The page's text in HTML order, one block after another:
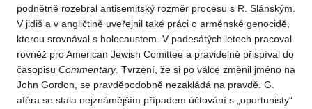
podnětně rozebral antisemitský rozměr procesu s R. Slánským.
V jidiš a v angličtině uveřejnil také práci o arménské genocidě,
kterou srovnával s holocaustem. V padesátých letech pracoval
rovněž pro American Jewish Comittee a pravidelně přispíval do
časopisu Commentary. Tvrzení, že si po válce změnil jméno na
John Gordon, se pravděpodobně nezakládá na pravdě. G.
aféra se stala nejznámějším případem účtování s „oportunisty“